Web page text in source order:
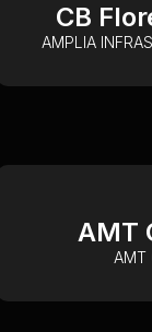
CB
AMPLIA
AMT
AMT